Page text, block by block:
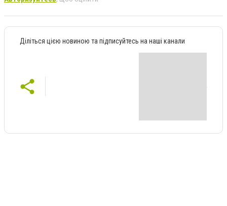
Діліться цією новиною та підписуйтесь на наші канали